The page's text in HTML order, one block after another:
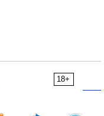
18+